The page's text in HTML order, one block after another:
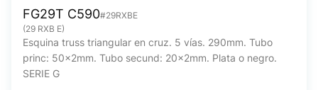
FG29T C590#29RXBE
(29 RXB E)
Esquina truss triangular en cruz. 5 vías. 290mm. Tubo
princ: 50x2mm. Tubo secund: 20x2mm. Plata o negro.
SERIE G